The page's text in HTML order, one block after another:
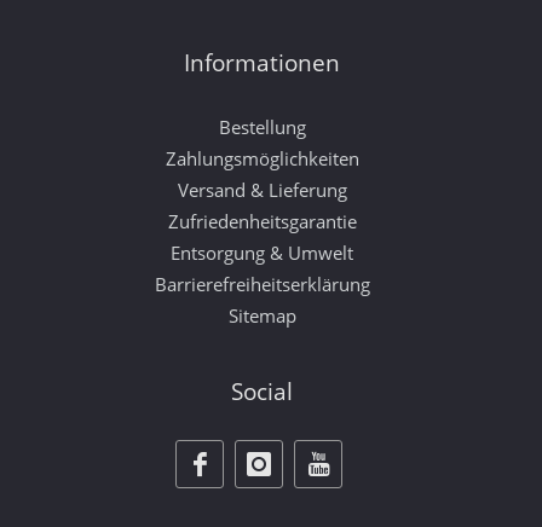
Informationen
Bestellung
Zahlungsmöglichkeiten
Versand & Lieferung
Zufriedenheitsgarantie
Entsorgung & Umwelt
Barrierefreiheitserklärung
Sitemap
Social